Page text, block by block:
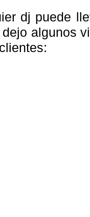
dj puede
algunos